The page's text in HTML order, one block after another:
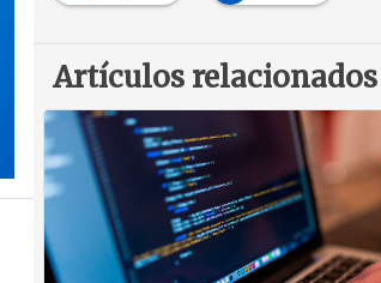
Artículos relacionados